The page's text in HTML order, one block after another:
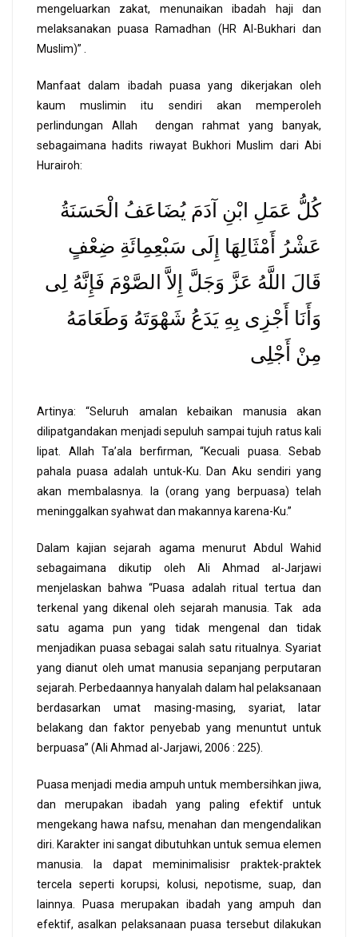
mengeluarkan zakat, menunaikan ibadah haji dan
melaksanakan puasa Ramadhan (HR Al-Bukhari dan
Muslim)” .
Manfaat dalam ibadah puasa yang dikerjakan oleh
kaum muslimin itu sendiri akan memperoleh
perlindungan Allah dengan rahmat yang banyak,
sebagaimana hadits riwayat Bukhori Muslim dari Abi
Hurairoh:
كُلُّ عَمَلِ ابْنِ آدَمَ يُضَاعَفُ الْحَسَنَةُ
عَشْرُ أَمْثَالِهَا إِلَى سَبْعِمِائَةِ ضِعْفٍ
قَالَ اللَّهُ عَزَّ وَجَلَّ إِلاَّ الصَّوْمَ فَإِنَّهُ لِى
وَأَنَا أَجْزِى بِهِ يَدَعُ شَهْوَتَهُ وَطَعَامَهُ
مِنْ أَجْلِى
Artinya: “Seluruh amalan kebaikan manusia akan
dilipatgandakan menjadi sepuluh sampai tujuh ratus kali
lipat. Allah Ta’ala berfirman, “Kecuali puasa. Sebab
pahala puasa adalah untuk-Ku. Dan Aku sendiri yang
akan membalasnya. Ia (orang yang berpuasa) telah
meninggalkan syahwat dan makannya karena-Ku.”
Dalam kajian sejarah agama menurut Abdul Wahid
sebagaimana dikutip oleh Ali Ahmad al-Jarjawi
menjelaskan bahwa “Puasa adalah ritual tertua dan
terkenal yang dikenal oleh sejarah manusia. Tak ada
satu agama pun yang tidak mengenal dan tidak
menjadikan puasa sebagai salah satu ritualnya. Syariat
yang dianut oleh umat manusia sepanjang perputaran
sejarah. Perbedaannya hanyalah dalam hal pelaksanaan
berdasarkan umat masing-masing, syariat, latar
belakang dan faktor penyebab yang menuntut untuk
berpuasa” (Ali Ahmad al-Jarjawi, 2006 : 225).
Puasa menjadi media ampuh untuk membersihkan jiwa,
dan merupakan ibadah yang paling efektif untuk
mengekang hawa nafsu, menahan dan mengendalikan
diri. Karakter ini sangat dibutuhkan untuk semua elemen
manusia. Ia dapat meminimalisisr praktek-praktek
tercela seperti korupsi, kolusi, nepotisme, suap, dan
lainnya. Puasa merupakan ibadah yang ampuh dan
efektif, asalkan pelaksanaan puasa tersebut dilakukan